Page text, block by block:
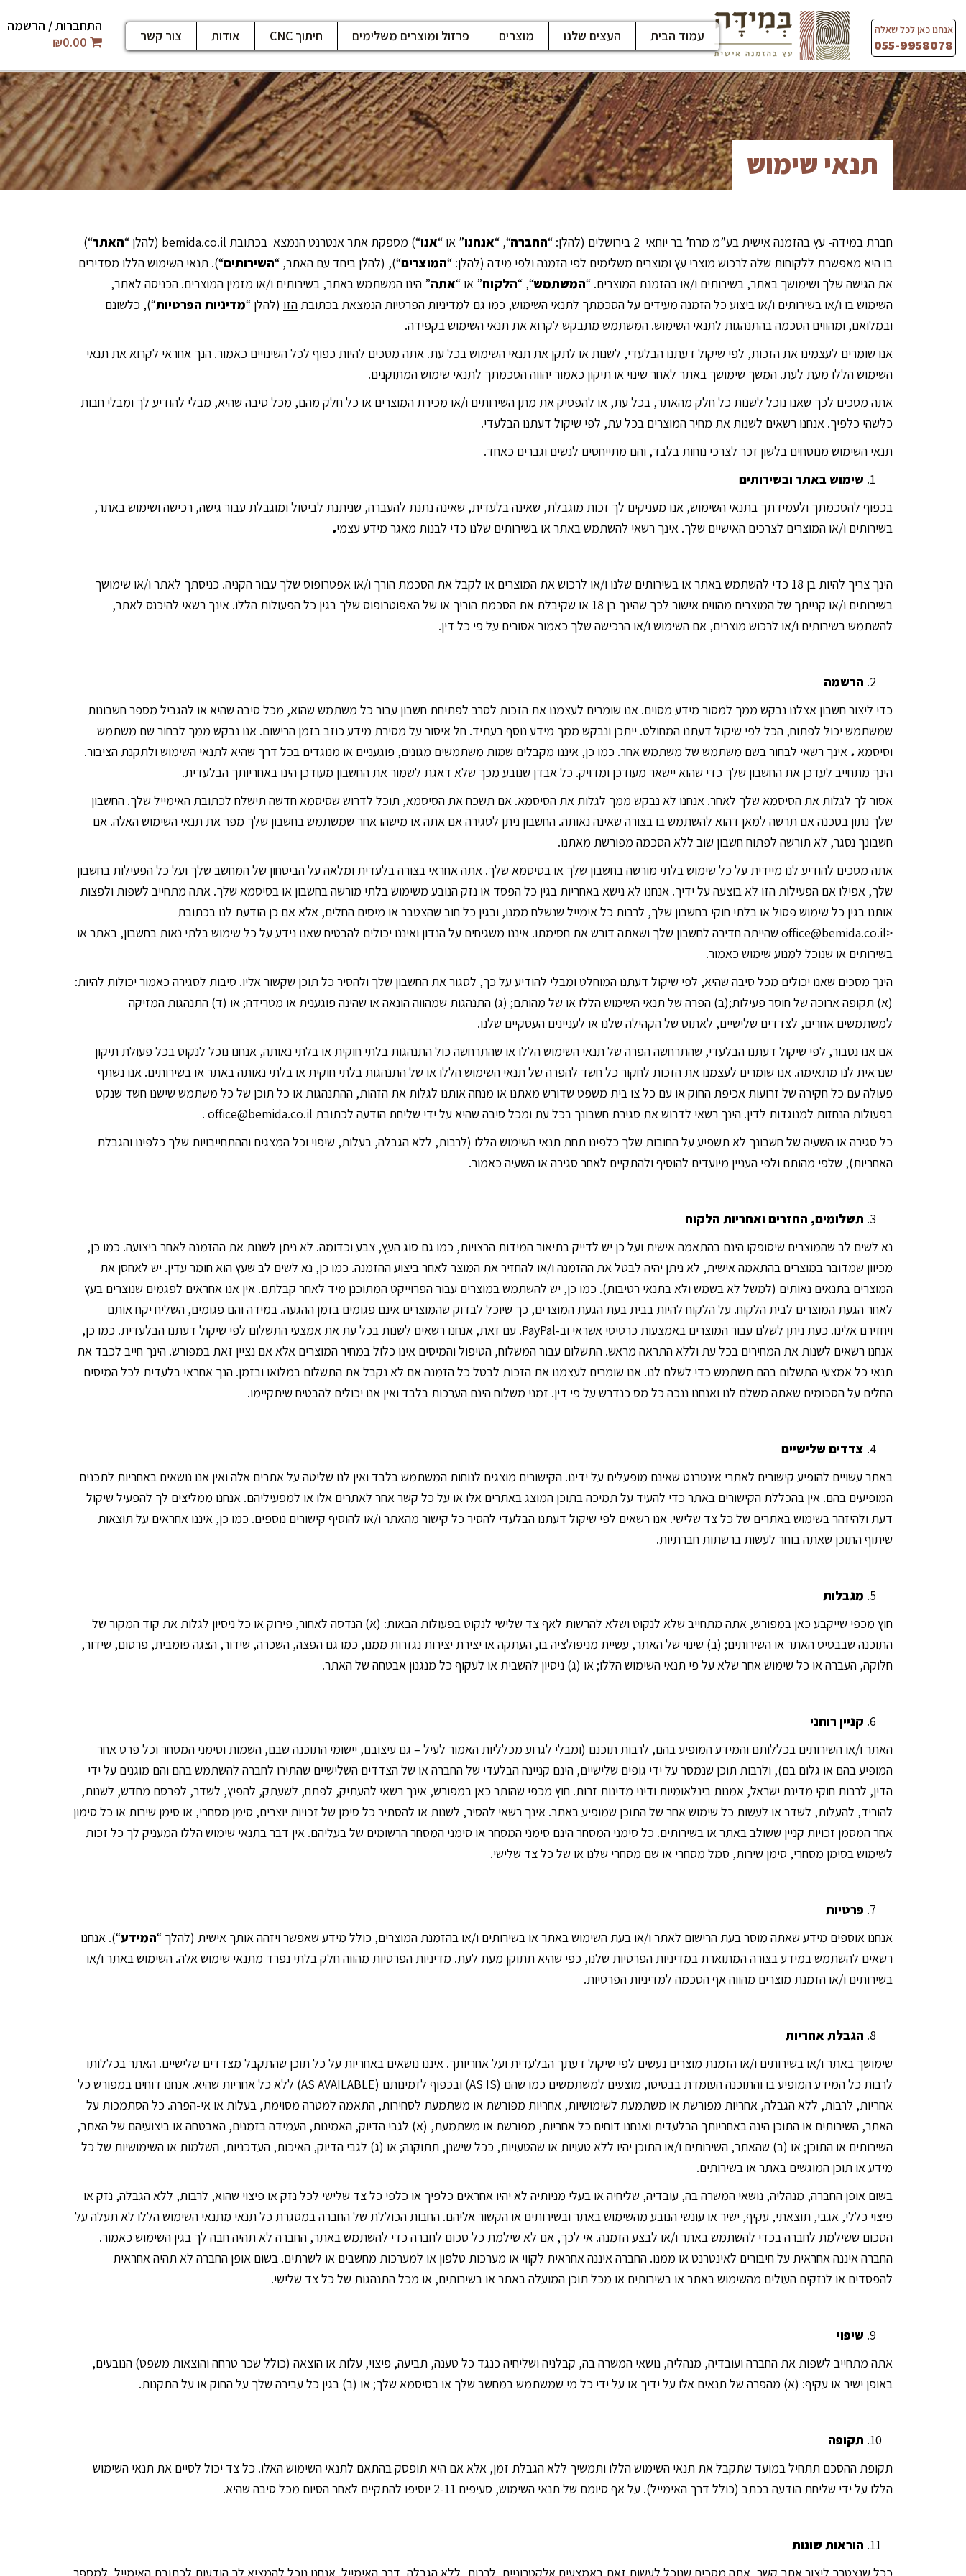
content
אנחנו כאן לכל שאלה
055-9958078
עמוד הבית העצים שלנו מוצרים פרזול ומוצרים משלימים חיתוך CNC אודות צור קשר
התחברות / הרשמה
₪0.00
תנאי שימוש
חברת במידה- עץ בהזמנה אישית בע”מ מרח’ בר יוחאי 2 בירושלים (להלן: “ החברה“, “אנחנו” או “אנו“) מספקת אתר אנטרנט הנמצא בכתובת bemida.co.il (להלן “ האתר“)
בו היא מאפשרת ללקוחות שלה לרכוש מוצרי עץ ומוצרים משלימים לפי הזמנה ולפי מידה (להלן: “המוצרים“), (להלן ביחד עם האתר, “השירותים“). תנאי השימוש הללו מסדירים
את הגישה שלך ושימושך באתר, בשירותים ו/או בהזמנת המוצרים. “המשתמש“, “הלקוח” או “אתה” הינו המשתמש באתר, בשירותים ו/או מזמין המוצרים. הכניסה לאתר,
השימוש בו ו/או בשירותים ו/או ביצוע כל הזמנה מעידים על הסכמתך לתנאי השימוש, כמו גם למדיניות הפרטיות הנמצאת בכתובת הזו (להלן “מדיניות הפרטיות“), כלשונם
ובמלואם, ומהווים הסכמה בהתנהגות לתנאי השימוש. המשתמש מתבקש לקרוא את תנאי השימוש בקפידה.
אנו שומרים לעצמינו את הזכות, לפי שיקול דעתנו הבלעדי, לשנות או לתקן את תנאי השימוש בכל עת. אתה מסכים להיות כפוף לכל השינויים כאמור. הנך אחראי לקרוא את תנאי
השימוש הללו מעת לעת. המשך שימושך באתר לאחר שינוי או תיקון כאמור יהווה הסכמתך לתנאי שימוש המתוקנים.
אתה מסכים לכך שאנו נוכל לשנות כל חלק מהאתר, בכל עת, או להפסיק את מתן השירותים ו/או מכירת המוצרים או כל חלק מהם, מכל סיבה שהיא, מבלי להודיע לך ומבלי חבות
כלשהי כלפיך. אנחנו רשאים לשנות את מחיר המוצרים בכל עת, לפי שיקול דעתנו הבלעדי.
תנאי השימוש מנוסחים בלשון זכר לצרכי נוחות בלבד, והם מתייחסים לנשים וגברים כאחד.
שימוש באתר ובשירותים
בכפוף להסכמתך ולעמידתך בתנאי השימוש, אנו מעניקים לך זכות מוגבלת, שאינה בלעדית, שאינה נתנת להעברה, שניתנת לביטול ומוגבלת עבור גישה, רכישה ושימוש באתר,
בשירותים ו/או המוצרים לצרכים האישיים שלך. אינך רשאי להשתמש באתר או בשירותים שלנו כדי לבנות מאגר מידע עצמי.
הינך צריך להיות בן 18 כדי להשתמש באתר או בשירותים שלנו ו/או לרכוש את המוצרים או לקבל את הסכמת הורך ו/או אפטרופוס שלך עבור הקניה. כניסתך לאתר ו/או שימושך
בשירותים ו/או קנייתך של המוצרים מהווים אישור לכך שהינך בן 18 או שקיבלת את הסכמת הוריך או של האפוטרופוס שלך בגין כל הפעולות הללו. אינך רשאי להיכנס לאתר,
להשתמש בשירותים ו/או לרכוש מוצרים, אם השימוש ו/או הרכישה שלך כאמור אסורים על פי כל דין.
הרשמה
כדי ליצור חשבון אצלנו נבקש ממך למסור מידע מסוים. אנו שומרים לעצמנו את הזכות לסרב לפתיחת חשבון עבור כל משתמש שהוא, מכל סיבה שהיא או להגביל מספר חשבונות
שמשתמש יכול לפתוח, הכל לפי שיקול דעתנו המחולט. ייתכן ונבקש ממך מידע נוסף בעתיד. חל איסור על מסירת מידע כוזב בזמן הרישום. אנו נבקש ממך לבחור שם משתמש
וסיסמא . אינך רשאי לבחור בשם משתמש של משתמש אחר. כמו כן, איננו מקבלים שמות משתמשים מגונים, פוגעניים או מנוגדים בכל דרך שהיא לתנאי השימוש ולתקנת הציבור.
הינך מתחייב לעדכן את החשבון שלך כדי שהוא יישאר מעודכן ומדויק. כל אבדן שנובע מכך שלא דאגת לשמור את החשבון מעודכן הינו באחריותך הבלעדית.
אסור לך לגלות את הסיסמא שלך לאחר. אנחנו לא נבקש ממך לגלות את הסיסמא. אם תשכח את הסיסמא, תוכל לדרוש שסיסמא חדשה תישלח לכתובת האימייל שלך. החשבון
שלך נתון בסכנה אם תרשה למאן דהוא להשתמש בו בצורה שאינה נאותה. החשבון ניתן לסגירה אם אתה או מישהו אחר שמשתמש בחשבון שלך מפר את תנאי השימוש האלה. אם
חשבונך נסגר, לא תורשה לפתוח חשבון שוב ללא הסכמה מפורשת מאתנו.
אתה מסכים להודיע לנו מיידית על כל שימוש בלתי מורשה בחשבון שלך או בסיסמא שלך. אתה אחראי בצורה בלעדית ומלאה על הביטחון של המחשב שלך ועל כל הפעילות בחשבון
שלך, אפילו אם הפעילות הזו לא בוצעה על ידיך. אנחנו לא נישא באחריות בגין כל הפסד או נזק הנובע משימוש בלתי מורשה בחשבון או בסיסמא שלך. אתה מתחייב לשפות ולפצות
אותנו בגין כל שימוש פסול או בלתי חוקי בחשבון שלך, לרבות כל אימייל שנשלח ממנו, ובגין כל חוב שהצטבר או מיסים החלים, אלא אם כן הודעת לנו בכתובת
<office@bemida.co.il שהייתה חדירה לחשבון שלך ושאתה דורש את חסימתו. איננו משגיחים על הנדון ואיננו יכולים להבטיח שאנו נידע על כל שימוש בלתי נאות בחשבון, באתר או
בשירותים או שנוכל למנוע שימוש כאמור.
הינך מסכים שאנו יכולים מכל סיבה שהיא, לפי שיקול דעתנו המוחלט ומבלי להודיע על כך, לסגור את החשבון שלך ולהסיר כל תוכן שקשור אליו. סיבות לסגירה כאמור יכולות להיות:
(א) תקופה ארוכה של חוסר פעילות;(ב) הפרה של תנאי השימוש הללו או של מהותם; (ג) התנהגות שמהווה הונאה או שהינה פוגענית או מטרידה; או (ד) התנהגות המזיקה
למשתמשים אחרים, לצדדים שלישיים, לאתוס של הקהילה שלנו או לעניינים העסקיים שלנו.
אם אנו נסבור, לפי שיקול דעתנו הבלעדי, שהתרחשה הפרה של תנאי השימוש הללו או שהתרחשה כול התנהגות בלתי חוקית או בלתי נאותה, אנחנו נוכל לנקוט בכל פעולת תיקון
שנראית לנו מתאימה. אנו שומרים לעצמנו את הזכות לחקור כל חשד להפרה של תנאי השימוש הללו או של התנהגות בלתי חוקית או בלתי נאותה באתר או בשירותים. אנו נשתף
פעולה עם כל חקירה של זרועות אכיפת החוק או עם כל צו בית משפט שדורש מאתנו או מנחה אותנו לגלות את הזהות, ההתנהגות או כל תוכן של כל משתמש שישנו חשד שנקט
בפעולות הנחזות למנוגדות לדין. הינך רשאי לדרוש את סגירת חשבונך בכל עת ומכל סיבה שהיא על ידי שליחת הודעה לכתובת office@bemida.co.il .
כל סגירה או השעיה של חשבונך לא תשפיע על החובות שלך כלפינו תחת תנאי השימוש הללו (לרבות, ללא הגבלה, בעלות, שיפוי וכל המצגים וההתחייבויות שלך כלפינו והגבלת
האחריות), שלפי מהותם ולפי העניין מיועדים להוסיף ולהתקיים לאחר סגירה או השעיה כאמור.
תשלומים, החזרים ואחריות הלקוח
נא לשים לב שהמוצרים שיסופקו הינם בהתאמה אישית ועל כן יש לדייק בתיאור המידות הרצויות, כמו גם סוג העץ, צבע וכדומה. לא ניתן לשנות את ההזמנה לאחר ביצועה. כמו כן,
מכיוון שמדובר במוצרים בהתאמה אישית, לא ניתן יהיה לבטל את ההזמנה ו/או להחזיר את המוצר לאחר ביצוע ההזמנה. כמו כן, נא לשים לב שעץ הוא חומר עדין. יש לאחסן את
המוצרים בתנאים נאותים (למשל לא בשמש ולא בתנאי רטיבות). כמו כן, יש להשתמש במוצרים עבור הפרוייקט המתוכנן מיד לאחר קבלתם. אין אנו אחראים לפגמים שנוצרים בעץ
לאחר הגעת המוצרים לבית הלקוח. על הלקוח להיות בבית בעת הגעת המוצרים, כך שיוכל לבדוק שהמוצרים אינם פגומים בזמן ההגעה. במידה והם פגומים, השליח יקח אותם
ויחזירם אלינו. כעת ניתן לשלם עבור המוצרים באמצעות כרטיסי אשראי וב-PayPal. עם זאת, אנחנו רשאים לשנות בכל עת את אמצעי התשלום לפי שיקול דעתנו הבלעדית. כמו כן,
אנחנו רשאים לשנות את המחירים בכל עת וללא התראה מראש. התשלום עבור המשלוח, הטיפול והמיסים אינו כלול במחיר המוצרים אלא אם נציין זאת במפורש. הינך חייב לכבד את
תנאי כל אמצעי התשלום בהם תשתמש כדי לשלם לנו. אנו שומרים לעצמנו את הזכות לבטל כל הזמנה אם לא נקבל את התשלום במלואו ובזמן. הנך אחראי בלעדית לכל המיסים
החלים על הסכומים שאתה משלם לנו ואנחנו ננכה כל מס כנדרש על פי דין. זמני משלוח הינם הערכות בלבד ואין אנו יכולים להבטיח שיתקיימו.
צדדים שלישיים
באתר עשויים להופיע קישורים לאתרי אינטרנט שאינם מופעלים על ידינו. הקישורים מוצגים לנוחות המשתמש בלבד ואין לנו שליטה על אתרים אלה ואין אנו נושאים באחריות לתכנים
המופיעים בהם. אין בהכללת הקישורים באתר כדי להעיד על תמיכה בתוכן המוצג באתרים אלו או על כל קשר אחר לאתרים אלו או למפעיליהם. אנחנו ממליצים לך להפעיל שיקול
דעת ולהיזהר בשימוש באתרים של כל צד שלישי. אנו רשאים לפי שיקול דעתנו הבלעדי להסיר כל קישור מהאתר ו/או להוסיף קישורים נוספים. כמו כן, איננו אחראים על תוצאות
שיתוף התוכן שאתה בוחר לעשות ברשתות חברתיות.
מגבלות
חוץ מכפי שייקבע כאן במפורש, אתה מתחייב שלא לנקוט ושלא להרשות לאף צד שלישי לנקוט בפעולות הבאות: (א) הנדסה לאחור, פירוק או כל ניסיון לגלות את קוד המקור של
התוכנה שבבסיס האתר או השירותים; (ב) שינוי של האתר, עשיית מניפולציה בו, העתקה או יצירת יצירות נגזרות ממנו, כמו גם הפצה, השכרה, שידור, הצגה פומבית, פרסום, שידור,
חלוקה, העברה או כל שימוש אחר שלא על פי תנאי השימוש הללו; או (ג) ניסיון להשבית או לעקוף כל מנגנון אבטחה של האתר.
קניין רוחני
האתר ו/או השירותים בכללותם והמידע המופיע בהם, לרבות תוכנם (ומבלי לגרוע מכלליות האמור לעיל – גם עיצובם, יישומי התוכנה שבם, השמות וסימני המסחר וכל פרט אחר
המופיע בהם או גלום בם), ולרבות תוכן שנמסר על ידי גופים שלישיים, הינם קניינה הבלעדי של החברה או של הצדדים השלישיים שהתירו לחברה להשתמש בהם והם מוגנים על ידי
הדין, לרבות חוקי מדינת ישראל, אמנות בינלאומיות ודיני מדינות זרות. חוץ מכפי שהותר כאן במפורש, אינך רשאי להעתיק, לפתח, לשעתק, להפיץ, לשדר, לפרסם מחדש, לשנות,
להוריד, להעלות, לשדר או לעשות כל שימוש אחר של התוכן שמופיע באתר. אינך רשאי להסיר, לשנות או להסתיר כל סימן של זכויות יוצרים, סימן מסחרי, או סימן שירות או כל סימון
אחר המסמן זכויות קניין ששולב באתר או בשירותים. כל סימני המסחר הינם סימני המסחר או סימני המסחר הרשומים של בעליהם. אין דבר בתנאי שימוש הללו המעניק לך כל זכות
לשימוש בסימן מסחרי, סימן שירות, סמל מסחרי או שם מסחרי שלנו או של כל צד שלישי.
פרטיות
אנחנו אוספים מידע שאתה מוסר בעת הרישום לאתר ו/או בעת השימוש באתר או בשירותים ו/או בהזמנת המוצרים, כולל מידע שאפשר ויזהה אותך אישית (להלך “המידע“). אנחנו
רשאים להשתמש במידע בצורה המתוארת במדיניות הפרטיות שלנו, כפי שהיא תתוקן מעת לעת. מדיניות הפרטיות מהווה חלק בלתי נפרד מתנאי שימוש אלה. השימוש באתר ו/או
בשירותים ו/או הזמנת מוצרים מהווה אף הסכמה למדיניות הפרטיות.
הגבלת אחריות
שימושך באתר ו/או בשירותים ו/או הזמנת מוצרים נעשים לפי שיקול דעתך הבלעדית ועל אחריותך. איננו נושאים באחריות על כל תוכן שהתקבל מצדדים שלישיים. האתר בכללותו
לרבות כל המידע המופיע בו והתוכנה העומדת בבסיסו, מוצעים למשתמשים כמו שהם (AS IS) ובכפוף לזמינותם (AS AVAILABLE) ללא כל אחריות שהיא. אנחנו דוחים במפורש כל
אחריות, לרבות, ללא הגבלה, אחריות מפורשת או משתמעת לשימושיות, אחריות מפורשת או משתמעת לסחירות, התאמה למטרה מסוימת, בעלות או אי-הפרה. כל הסתמכות על
האתר, השירותים או התוכן הינה באחריותך הבלעדית ואנחנו דוחים כל אחריות, מפורשת או משתמעת, (א) לגבי הדיוק, האמינות, העמידה בזמנים, האבטחה או ביצועיהם של האתר,
השירותים או התוכן; או (ב) שהאתר, השירותים ו/או התוכן יהיו ללא טעויות או שהטעויות, ככל שישנן, תתוקנה; או (ג) לגבי הדיוק, האיכות, העדכניות, השלמות או השימושיות של כל
מידע או תוכן המוגשים באתר או בשירותים.
בשום אופן החברה, מנהליה, נושאי המשרה בה, עובדיה, שליחיה או בעלי מניותיה לא יהיו אחראים כלפיך או כלפי כל צד שלישי לכל נזק או פיצוי שהוא, לרבות, ללא הגבלה, נזק או
פיצוי כללי, אגבי, תוצאתי, עקיף, ישיר או עונשי הנובע מהשימוש באתר ובשירותים או הקשור אליהם. החבות הכוללת של החברה במסגרת כל תנאי מתנאי השימוש הללו לא תעלה על
הסכום ששילמת לחברה בכדי להשתמש באתר ו/או לבצע הזמנה. אי לכך, אם לא שילמת כל סכום לחברה כדי להשתמש באתר, החברה לא תהיה חבה לך בגין השימוש כאמור.
החברה איננה אחראית על חיבורים לאינטרנט או ממנו. החברה איננה אחראית לקווי או מערכות טלפון או למערכות מחשבים או לשרתים. בשום אופן החברה לא תהיה אחראית
להפסדים או לנזקים העולים מהשימוש באתר או בשירותים או מכל תוכן המועלה באתר או בשירותים, או מכל התנהגות של כל צד שלישי.
שיפוי
אתה מתחייב לשפות את החברה ועובדיה, מנהליה, נושאי המשרה בה, קבלניה ושליחיה כנגד כל טענה, תביעה, פיצוי, עלות או הוצאה (כולל שכר טרחה והוצאות משפט) הנובעים,
באופן ישיר או עקיף: (א) מהפרה של תנאים אלו על ידיך או על ידי כל מי שמשתמש במחשב שלך או בסיסמא שלך; או (ב) בגין כל עבירה שלך על החוק או על התקנות.
תקופה
תקופת ההסכם תתחיל במועד שתקבל את תנאי השימוש הללו ותמשיך ללא הגבלת זמן, אלא אם היא תופסק בהתאם לתנאי השימוש האלו. כל צד יכול לסיים את תנאי השימוש
הללו על ידי שליחת הודעה בכתב (כולל דרך האימייל). על אף סיומם של תנאי השימוש, סעיפים 2-11 יוסיפו להתקיים לאחר הסיום מכל סיבה שהיא.
הוראות שונות